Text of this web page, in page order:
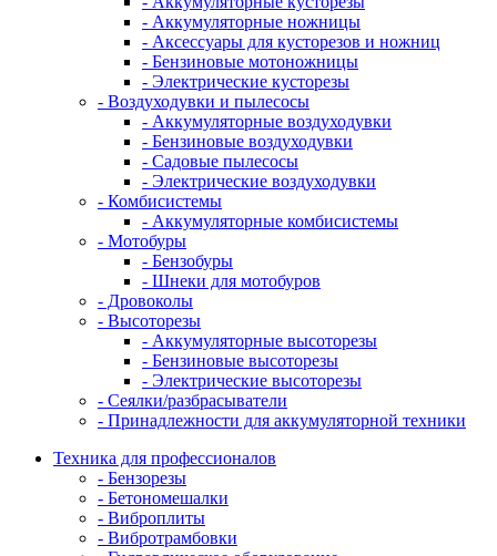
- Аккумуляторные ножницы
- Аксессуары для кусторезов и ножниц
- Бензиновые мотоножницы
- Электрические кусторезы
- Воздуходувки и пылесосы
- Аккумуляторные воздуходувки
- Бензиновые воздуходувки
- Садовые пылесосы
- Электрические воздуходувки
- Комбисистемы
- Аккумуляторные комбисистемы
- Мотобуры
- Бензобуры
- Шнеки для мотобуров
- Дровоколы
- Высоторезы
- Аккумуляторные высоторезы
- Бензиновые высоторезы
- Электрические высоторезы
- Сеялки/разбрасыватели
- Принадлежности для аккумуляторной техники
Техника для профессионалов
- Бензорезы
- Бетономешалки
- Виброплиты
- Вибротрамбовки